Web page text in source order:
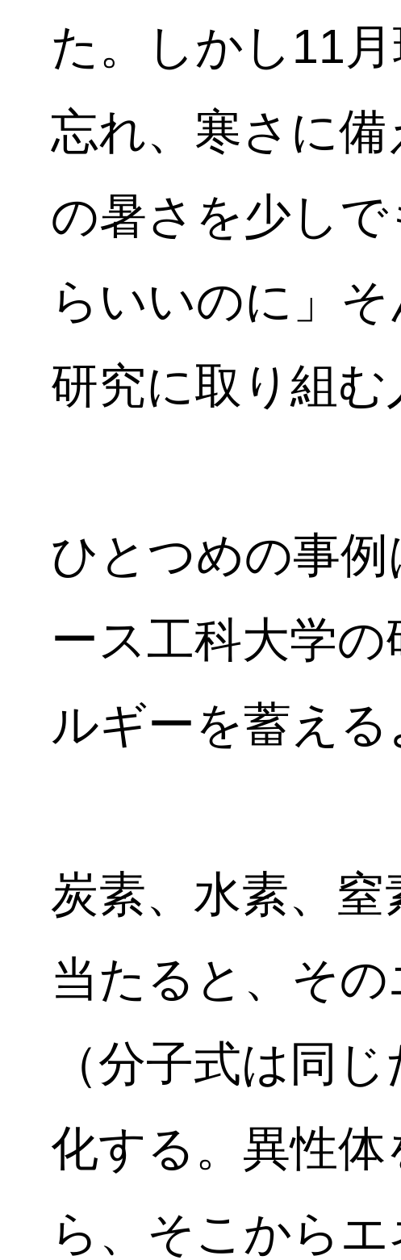
た。しかし11
忘れ、寒さに
の暑さを少し
らいいのに」
研究に取り組む
ひとつめの事
ース工科大学
ルギーを蓄える
炭素、水素、
当たると、そ
（分子式は同
化する。異性
ら、そこから